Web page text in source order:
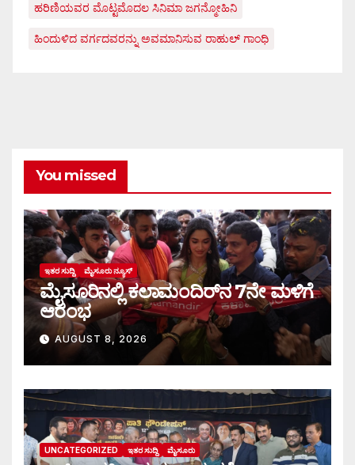
ಹರಿಣಿಯವರ ಮೊಟ್ಟಮೊದಲ ಸಿನಿಮಾ ಜಗನ್ಮೋಹಿನಿ
ಹಿಂದುಳಿದ ವರ್ಗದವರನ್ನು ಅವಮಾನಿಸುವ ರಾಹುಲ್ ಗಾಂಧಿ
You missed
ಇತರ ಸುದ್ದಿ ಮೈಸೂರು ನ್ಯೂಸ್
ಮೈಸೂರಿನಲ್ಲಿ ಕಲಾಮಂದಿರ್‌ನ 7ನೇ ಮಳಿಗೆ
ಆರಂಭ
AUGUST 8, 2026
UNCATEGORIZED ಇತರ ಸುದ್ದಿ ಮೈಸೂರು